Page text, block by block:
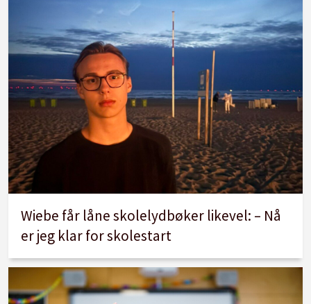
Wiebe får låne skolelydbøker likevel: – Nå
er jeg klar for skolestart